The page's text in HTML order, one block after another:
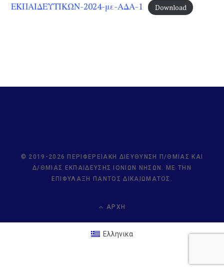
ΕΚΠΑΙΔΕΥΤΙΚΩΝ-2024-με-ΑΔΑ-1
Download
© 2019-2026 ΠΕΡΙΦΕΡΕΙΑΚΉ ΔΙΕΎΘΥΝΣΗ Π/ΘΜΙΑΣ ΚΑΙ
Δ/ΘΜΙΑΣ ΕΚΠΑΊΔΕΥΣΗΣ ΙΟΝΊΩΝ ΝΉΣΩΝ. ΜΕ ΤΗΝ
ΕΠΙΦΎΛΑΞΗ ΠΑΝΤΌΣ ΔΙΚΑΙΏΜΑΤΟΣ.
ΑΡΧΉ
Ελληνικα